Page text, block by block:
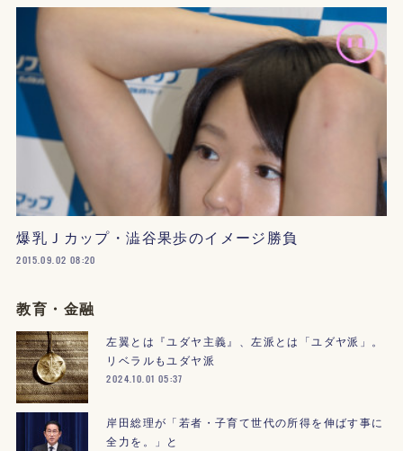
爆乳Ｊカップ・澁谷果歩のイメージ勝負
2015.09.02 08:20
教育・金融
左翼とは『ユダヤ主義』、左派とは「ユダヤ派」。
リベラルもユダヤ派
2024.10.01 05:37
岸田総理が「若者・子育て世代の所得を伸ばす事に
全力を。」と